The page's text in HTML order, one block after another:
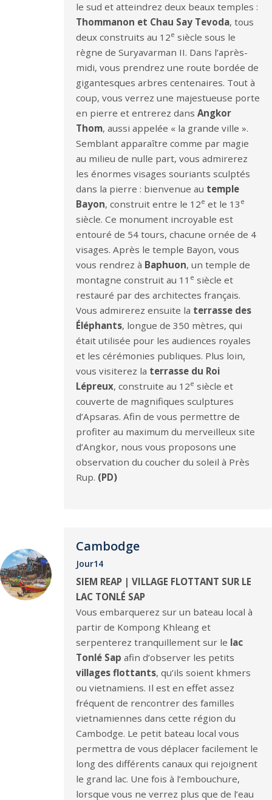
le sud et atteindrez deux beaux temples :
Thommanon et Chau Say Tevoda, tous
deux construits au 12e siècle sous le
règne de Suryavarman II. Dans l’après-
midi, vous prendrez une route bordée de
gigantesques arbres centenaires. Tout à
coup, vous verrez une majestueuse porte
en pierre et entrerez dans Angkor
Thom, aussi appelée « la grande ville ».
Semblant apparaître comme par magie
au milieu de nulle part, vous admirerez
les énormes visages souriants sculptés
dans la pierre : bienvenue au temple
Bayon, construit entre le 12e et le 13 e
siècle. Ce monument incroyable est
entouré de 54 tours, chacune ornée de 4
visages. Après le temple Bayon, vous
vous rendrez à Baphuon, un temple de
montagne construit au 11 e siècle et
restauré par des architectes français.
Vous admirerez ensuite la terrasse des
Éléphants, longue de 350 mètres, qui
était utilisée pour les audiences royales
et les cérémonies publiques. Plus loin,
vous visiterez la terrasse du Roi
Lépreux, construite au 12e siècle et
couverte de magnifiques sculptures
d’Apsaras. Afin de vous permettre de
profiter au maximum du merveilleux site
d’Angkor, nous vous proposons une
observation du coucher du soleil à Près
Rup. (PD)
Cambodge
Jour14
SIEM REAP | VILLAGE FLOTTANT SUR LE
LAC TONLÉ SAP
Vous embarquerez sur un bateau local à
partir de Kompong Khleang et
serpenterez tranquillement sur le lac
Tonlé Sap afin d’observer les petits
villages flottants, qu’ils soient khmers
ou vietnamiens. Il est en effet assez
fréquent de rencontrer des familles
vietnamiennes dans cette région du
Cambodge. Le petit bateau local vous
permettra de vous déplacer facilement le
long des différents canaux qui rejoignent
le grand lac. Une fois à l’embouchure,
lorsque vous ne verrez plus que de l’eau